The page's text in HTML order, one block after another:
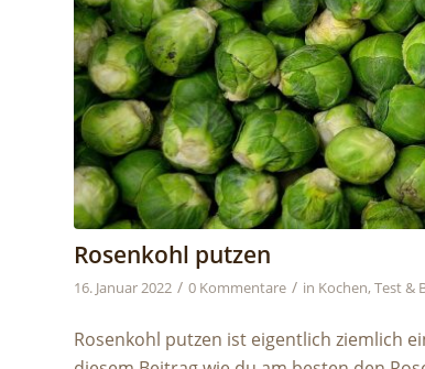
Rosenkohl putzen
16. Januar 2022 / 0 Kommentare / in Kochen, Test &
Rosenkohl putzen ist eigentlich ziemlich